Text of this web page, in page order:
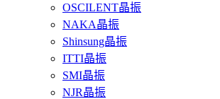
OSCILENT晶振
NAKA晶振
Shinsung晶振
ITTI晶振
SMI晶振
NJR晶振